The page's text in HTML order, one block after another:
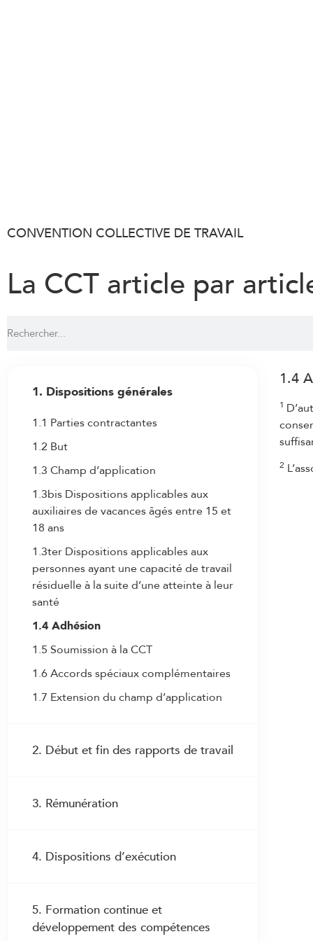
CONVENTION COLLECTIVE DE TRAVAIL
La CCT article par
1. Dispositions générales
1.1 Parties contractantes
1.2 But
1.3 Champ d’application
1.3bis Dispositions applicables aux
auxiliaires de vacances âgés entre 15 et
18 ans
1.3ter Dispositions applicables aux
personnes ayant une capacité de travail
résiduelle à la suite d’une atteinte à leur
santé
1.4 Adhésion
1.5 Soumission à la CCT
1.6 Accords spéciaux complémentaires
1.7 Extension du champ d’application
2. Début et fin des rapports de travail
2.2 Engagement
mois
2.4 Non-entrée en fonction
3. Rémunération
3.2 Fixation du salaire initial
3.4 Augmentations de salaire
4. Dispositions d’exécution
4.2 Composition et fonctionnement de
la Commission paritaire professionnelle
5. Formation continue et
développement des compétences
1.4
1
2